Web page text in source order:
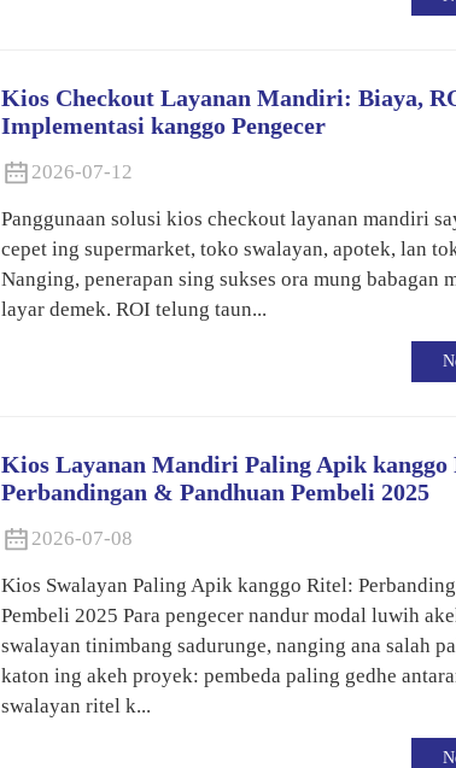
Kios Checkout Layanan Mandiri: Biaya,
Implementasi kanggo Pengecer
2026-07-12
Panggunaan solusi kios checkout layanan mandiri
cepet ing supermarket, toko swalayan, apotek, lan
Nanging, penerapan sing sukses ora mung babagan
layar demek. ROI telung taun...
Kios Layanan Mandiri Paling Apik kanggo
Perbandingan & Pandhuan Pembeli 2025
2026-07-08
Kios Swalayan Paling Apik kanggo Ritel:
Pembeli 2025 Para pengecer nandur modal luwih
swalayan tinimbang sadurunge, nanging ana salah
katon ing akeh proyek: pembeda paling gedhe
swalayan ritel k...